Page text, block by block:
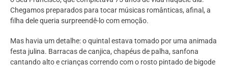
Chegamos preparados para tocar músicas românticas, afinal, a
filha dele queria surpreendê-lo com emoção.
Mas havia um detalhe: o quintal estava tomado por uma animada
festa julina. Barracas de canjica, chapéus de palha, sanfona
cantando alto e crianças correndo com o rosto pintado de bigode